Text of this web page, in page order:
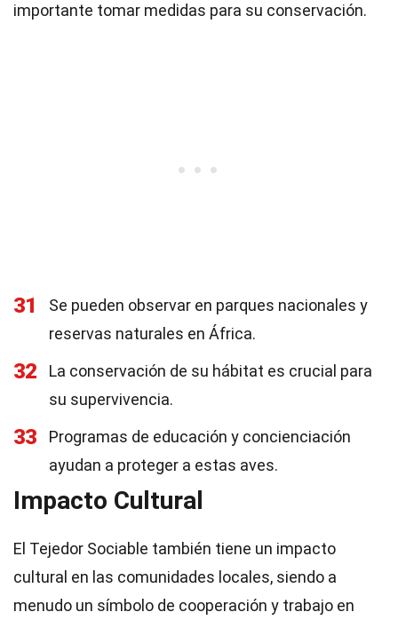
importante tomar medidas para su conservación.
31
Se pueden observar en parques nacionales y
reservas naturales en África.
32
La conservación de su hábitat es crucial para
su supervivencia.
33
Programas de educación y concienciación
ayudan a proteger a estas aves.
Impacto Cultural
El Tejedor Sociable también tiene un impacto
cultural en las comunidades locales, siendo a
menudo un símbolo de cooperación y trabajo en